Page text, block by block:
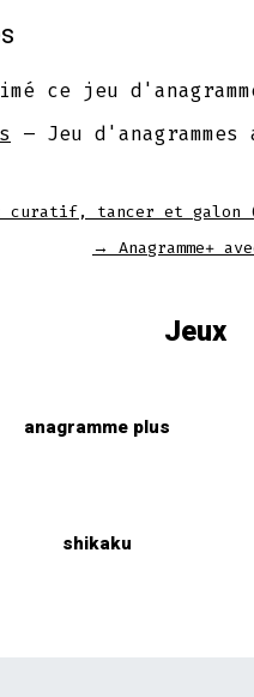
ce jeu
– Jeu
curatif, tancer et galon
→
Anagramme+
Jeux
anagramme plus
shikaku